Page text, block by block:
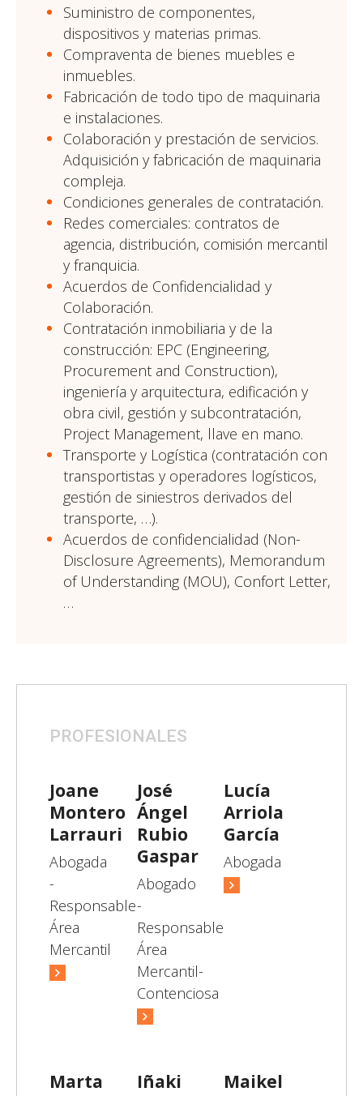
Suministro de componentes,
dispositivos y materias primas.
Compraventa de bienes muebles e
inmuebles.
Fabricación de todo tipo de maquinaria
e instalaciones.
Colaboración y prestación de servicios.
Adquisición y fabricación de maquinaria
compleja.
Condiciones generales de contratación.
Redes comerciales: contratos de
agencia, distribución, comisión mercantil
y franquicia.
Acuerdos de Confidencialidad y
Colaboración.
Contratación inmobiliaria y de la
construcción: EPC (Engineering,
Procurement and Construction),
ingeniería y arquitectura, edificación y
obra civil, gestión y subcontratación,
Project Management, llave en mano.
Transporte y Logística (contratación con
transportistas y operadores logísticos,
gestión de siniestros derivados del
transporte, …).
Acuerdos de confidencialidad (Non-
Disclosure Agreements), Memorandum
of Understanding (MOU), Confort Letter,
…
PROFESIONALES
Joane
Montero
Larrauri
Abogada
-
Responsable
Área
Mercantil
José
Ángel
Rubio
Gaspar
Abogado
-
Responsable
Área
Mercantil-
Contenciosa
Lucía
Arriola
García
Abogada
Marta
Iñaki
Maikel